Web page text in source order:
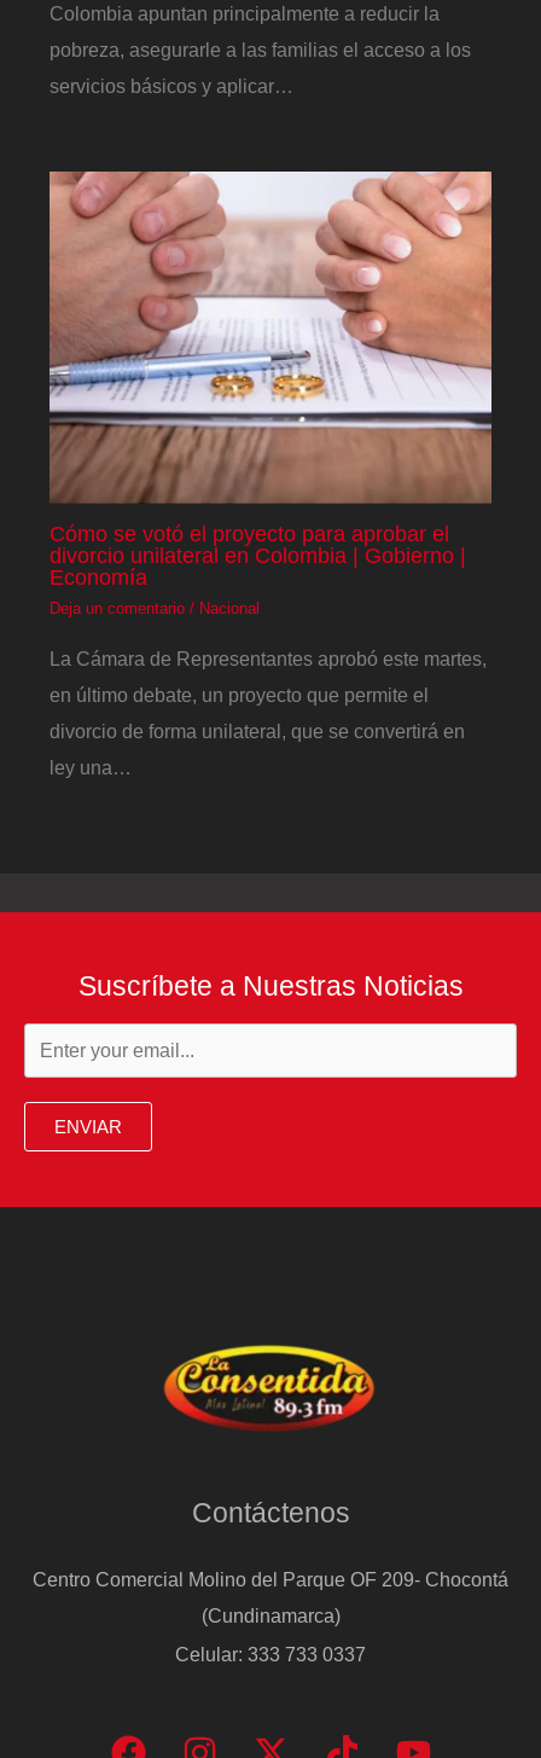
Colombia apuntan principalmente a reducir la
pobreza, asegurarle a las familias el acceso a los
servicios básicos y aplicar…
Cómo se votó el proyecto para aprobar el
divorcio unilateral en Colombia | Gobierno |
Economía
Deja un comentario / Nacional
La Cámara de Representantes aprobó este martes,
en último debate, un proyecto que permite el
divorcio de forma unilateral, que se convertirá en
ley una…
Suscríbete a Nuestras Noticias
ENVIAR
Contáctenos
Centro Comercial Molino del Parque OF 209- Chocontá
(Cundinamarca)
Celular: 333 733 0337